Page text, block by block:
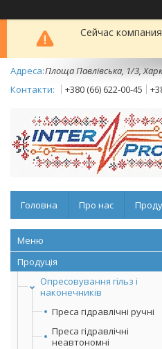
Сейчас
Площа Павлівська, 1/3,
+380 (66) 622-00-45
Головна Про нас
Продуція
Опресовування гільз і
наконечників
Преса гідравлічні ручні
Преса гідравлічні
неавтономні